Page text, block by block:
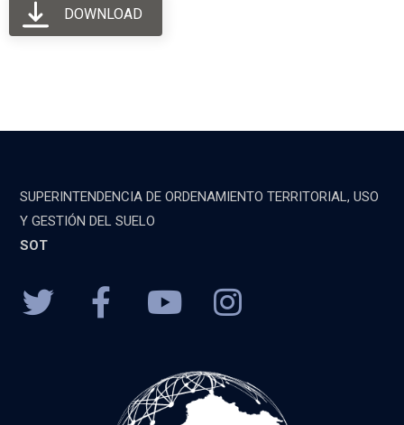
DOWNLOAD
SUPERINTENDENCIA DE ORDENAMIENTO TERRITORIAL, USO
Y GESTIÓN DEL SUELO
SOT